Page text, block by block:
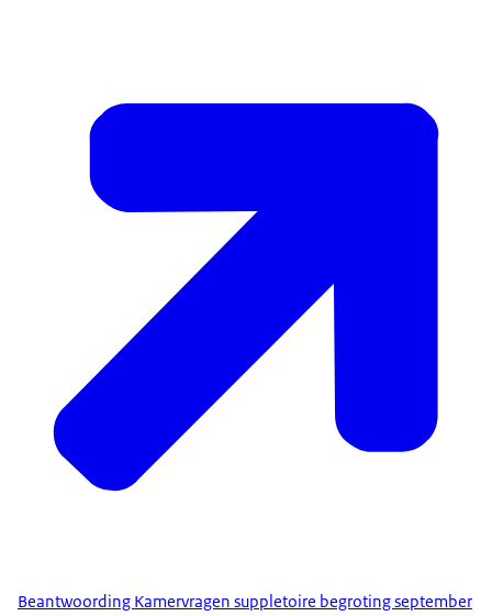
Beantwoording Kamervragen suppletoire begroting september